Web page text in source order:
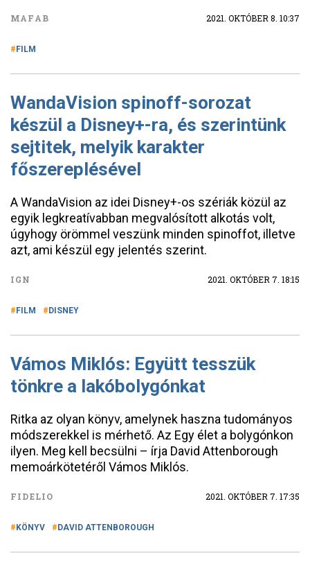
MAFAB 2021. OKTÓBER 8. 10:37
FILM
WandaVision spinoff-sorozat
készül a Disney+-ra, és szerintünk
sejtitek, melyik karakter
főszereplésével
A WandaVision az idei Disney+-os szériák közül az
egyik legkreatívabban megvalósított alkotás volt,
úgyhogy örömmel veszünk minden spinoffot, illetve
azt, ami készül egy jelentés szerint.
IGN 2021. OKTÓBER 7. 18:15
FILM DISNEY
Vámos Miklós: Együtt tesszük
tönkre a lakóbolygónkat
Ritka az olyan könyv, amelynek haszna tudományos
módszerekkel is mérhető. Az Egy élet a bolygónkon
ilyen. Meg kell becsülni – írja David Attenborough
memoárkötetéről Vámos Miklós.
FIDELIO 2021. OKTÓBER 7. 17:35
KÖNYV DAVID ATTENBOROUGH